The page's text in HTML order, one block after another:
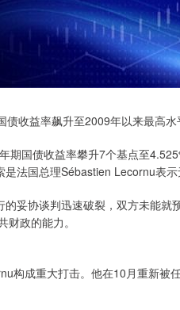
收益率飙升至2009年以来最高
期国债收益率攀升7个基点至
法国总理Sébastien Lecornu表示
妥协谈判迅速破裂，双方未能
政的能力。
构成重大打击。他在10月重新被
162.74 1.15%